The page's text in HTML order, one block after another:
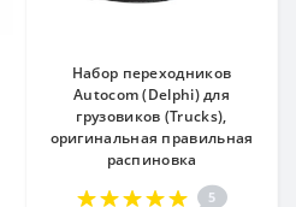
Набор переходников
Autocom (Delphi) для
грузовиков (Trucks),
оригинальная правильная
распиновка
5